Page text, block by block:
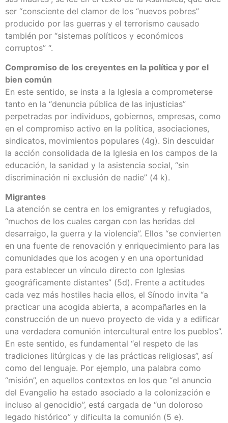
ser “consciente del clamor de los “nuevos pobres”
producido por las guerras y el terrorismo causado
también por “sistemas políticos y económicos
corruptos” “.
Compromiso de los creyentes en la política y por el
bien común
En este sentido, se insta a la Iglesia a comprometerse
tanto en la “denuncia pública de las injusticias”
perpetradas por individuos, gobiernos, empresas, como
en el compromiso activo en la política, asociaciones,
sindicatos, movimientos populares (4g). Sin descuidar
la acción consolidada de la Iglesia en los campos de la
educación, la sanidad y la asistencia social, “sin
discriminación ni exclusión de nadie” (4 k).
Migrantes
La atención se centra en los emigrantes y refugiados,
“muchos de los cuales cargan con las heridas del
desarraigo, la guerra y la violencia”. Ellos “se convierten
en una fuente de renovación y enriquecimiento para las
comunidades que los acogen y en una oportunidad
para establecer un vínculo directo con Iglesias
geográficamente distantes” (5d). Frente a actitudes
cada vez más hostiles hacia ellos, el Sínodo invita “a
practicar una acogida abierta, a acompañarles en la
construcción de un nuevo proyecto de vida y a edificar
una verdadera comunión intercultural entre los pueblos”.
En este sentido, es fundamental “el respeto de las
tradiciones litúrgicas y de las prácticas religiosas”, así
como del lenguaje. Por ejemplo, una palabra como
“misión”, en aquellos contextos en los que “el anuncio
del Evangelio ha estado asociado a la colonización e
incluso al genocidio”, está cargada de “un doloroso
legado histórico” y dificulta la comunión (5 e).